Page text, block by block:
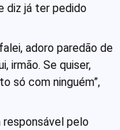
diz já ter pedido
adoro paredão de
irmão. Se quiser,
só com ninguém”,
responsável pelo